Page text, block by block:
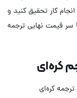
کار تحقیق کنید و
سر قیمت نهایی ترجمه
کره‌ای
کره‌ای